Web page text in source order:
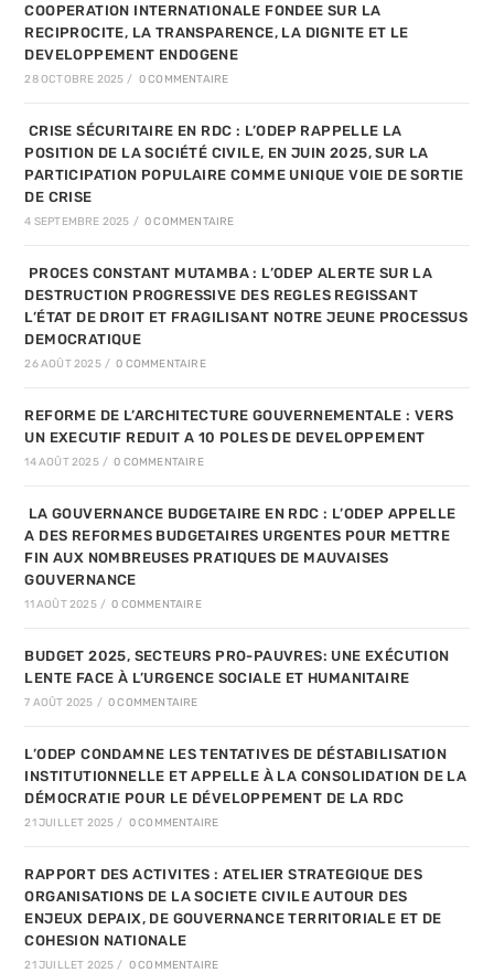
COOPERATION INTERNATIONALE FONDEE SUR LA
RECIPROCITE, LA TRANSPARENCE, LA DIGNITE ET LE
DEVELOPPEMENT ENDOGENE
28 OCTOBRE 2025 / 0 COMMENTAIRE
CRISE SÉCURITAIRE EN RDC : L’ODEP RAPPELLE LA
POSITION DE LA SOCIÉTÉ CIVILE, EN JUIN 2025, SUR LA
PARTICIPATION POPULAIRE COMME UNIQUE VOIE DE SORTIE
DE CRISE
4 SEPTEMBRE 2025 / 0 COMMENTAIRE
PROCES CONSTANT MUTAMBA : L’ODEP ALERTE SUR LA
DESTRUCTION PROGRESSIVE DES REGLES REGISSANT
L’ÉTAT DE DROIT ET FRAGILISANT NOTRE JEUNE PROCESSUS
DEMOCRATIQUE
26 AOÛT 2025 / 0 COMMENTAIRE
REFORME DE L’ARCHITECTURE GOUVERNEMENTALE : VERS
UN EXECUTIF REDUIT A 10 POLES DE DEVELOPPEMENT
14 AOÛT 2025 / 0 COMMENTAIRE
LA GOUVERNANCE BUDGETAIRE EN RDC : L’ODEP APPELLE
A DES REFORMES BUDGETAIRES URGENTES POUR METTRE
FIN AUX NOMBREUSES PRATIQUES DE MAUVAISES
GOUVERNANCE
11 AOÛT 2025 / 0 COMMENTAIRE
BUDGET 2025, SECTEURS PRO-PAUVRES: UNE EXÉCUTION
LENTE FACE À L’URGENCE SOCIALE ET HUMANITAIRE
7 AOÛT 2025 / 0 COMMENTAIRE
L’ODEP CONDAMNE LES TENTATIVES DE DÉSTABILISATION
INSTITUTIONNELLE ET APPELLE À LA CONSOLIDATION DE LA
DÉMOCRATIE POUR LE DÉVELOPPEMENT DE LA RDC
21 JUILLET 2025 / 0 COMMENTAIRE
RAPPORT DES ACTIVITES : ATELIER STRATEGIQUE DES
ORGANISATIONS DE LA SOCIETE CIVILE AUTOUR DES
ENJEUX DEPAIX, DE GOUVERNANCE TERRITORIALE ET DE
COHESION NATIONALE
21 JUILLET 2025 / 0 COMMENTAIRE